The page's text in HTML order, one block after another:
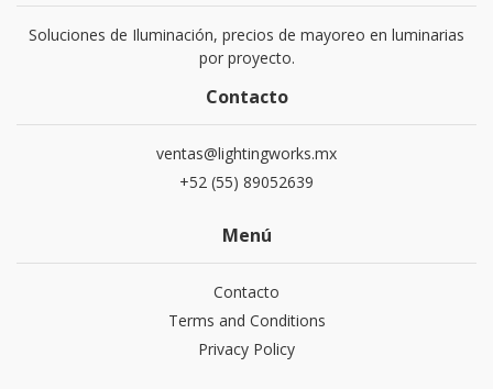
Soluciones de Iluminación, precios de mayoreo en luminarias
por proyecto.
Contacto
ventas@lightingworks.mx
+52 (55) 89052639
Menú
Contacto
Terms and Conditions
Privacy Policy